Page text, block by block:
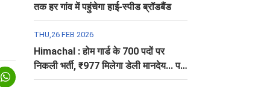
तक हर गांव में पहुंचेगा हाई-स्पीड ब्रॉडबैंड
THU,26 FEB 2026
Himachal : होम गार्ड के 700 पदों पर
निकली भर्ती, ₹977 मिलेगा डेली मानदेय... पढ़ें
पूरी डिटेल